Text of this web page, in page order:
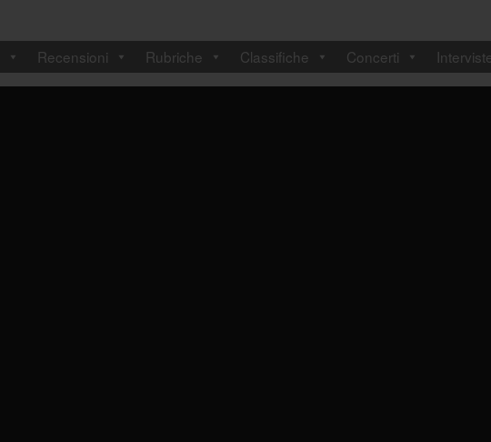
Recensioni Rubriche Classifiche Concerti